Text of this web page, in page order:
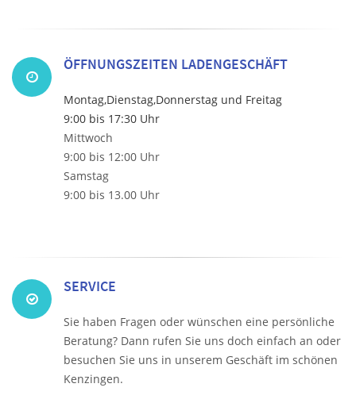
ÖFFNUNGSZEITEN LADENGESCHÄFT
Montag,Dienstag,Donnerstag und Freitag
9:00 bis 17:30 Uhr
Mittwoch
9:00 bis 12:00 Uhr
Samstag
9:00 bis 13.00 Uhr
SERVICE
Sie haben Fragen oder wünschen eine persönliche
Beratung? Dann rufen Sie uns doch einfach an oder
besuchen Sie uns in unserem Geschäft im schönen
Kenzingen.